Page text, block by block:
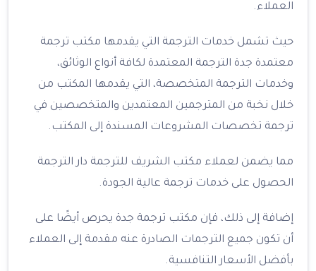
العملاء.
حيث تشمل خدمات الترجمة التي يقدمها مكتب ترجمة
معتمدة جدة الترجمة المعتمدة لكافة أنواع الوثائق،
وخدمات الترجمة المتخصصة، التي يقدمها المكتب من
خلال نخبة من المترجمين المعتمدين والمتخصصين في
ترجمة تخصصات المشروعات المسندة إلى المكتب.
مما يضمن لعملاء مكتب الشريف للترجمة دار الترجمة
الحصول على خدمات ترجمة عالية الجودة.
إضافة إلى ذلك، فإن مكتب ترجمة جدة يحرص أيضًا على
أن تكون جميع الترجمات الصادرة عنه مقدمة إلى العملاء
بأفضل الأسعار التنافسية.